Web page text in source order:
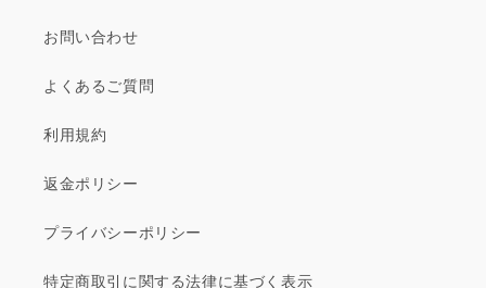
お問い合わせ
よくあるご質問
利用規約
返金ポリシー
プライバシーポリシー
特定商取引に関する法律に基づく表示